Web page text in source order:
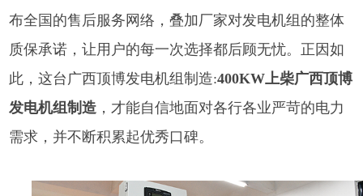
布全国的售后服务网络，叠加厂家对发电机组的整体
质保承诺，让用户的每一次选择都后顾无忧。正因如
此，这台 广西顶博发电机组制造:400KW上柴广西顶博
发电机组制造 ，才能自信地面对各行各业严苛的电力
需求，并不断积累起优秀口碑。